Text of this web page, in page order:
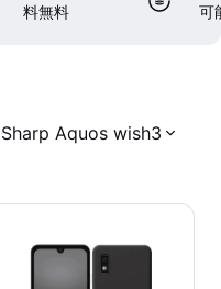
料無料
可
Sharp Aquos wish3